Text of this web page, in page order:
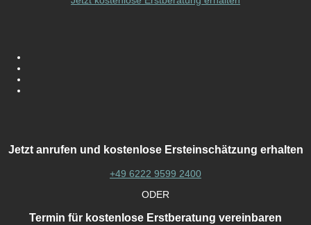
Jetzt anrufen und kostenlose Ersteinschätzung erhalten
+49 6222 9599 2400
ODER
Termin für kostenlose Erstberatung vereinbaren